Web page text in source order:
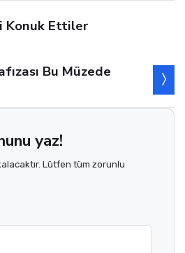
Konuk Ettiler
Bu Müzede
yaz!
Lütfen tüm zorunlu